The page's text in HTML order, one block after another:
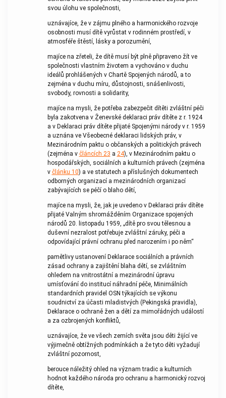
svou úlohu ve společnosti,
uznávajíce, že v zájmu plného a harmonického rozvoje
osobnosti musí dítě vyrůstat v rodinném prostředí, v
atmosféře štěstí, lásky a porozumění,
majíce na zřeteli, že dítě musí být plně připraveno žít ve
společnosti vlastním životem a vychováno v duchu
ideálů prohlášených v Chartě Spojených národů, a to
zejména v duchu míru, důstojnosti, snášenlivosti,
svobody, rovnosti a solidarity,
majíce na mysli, že potřeba zabezpečit dítěti zvláštní péči
byla zakotvena v Ženevské deklaraci práv dítěte z r. 1924
a v Deklaraci práv dítěte přijaté Spojenými národy v r. 1959
a uznána ve Všeobecné deklaraci lidských práv, v
Mezinárodním paktu o občanských a politických právech
(zejména v článcích 23 a 24), v Mezinárodním paktu o
hospodářských, sociálních a kulturních právech (zejména
v článku 10) a ve statutech a příslušných dokumentech
odborných organizací a mezinárodních organizací
zabývajících se péčí o blaho dětí,
majíce na mysli, že, jak je uvedeno v Deklaraci práv dítěte
přijaté Valným shromážděním Organizace spojených
národů 20. listopadu 1959, „dítě pro svou tělesnou a
duševní nezralost potřebuje zvláštní záruky, péči a
odpovídající právní ochranu před narozením i po něm“
pamětlivy ustanovení Deklarace sociálních a právních
zásad ochrany a zajištění blaha dětí, se zvláštním
ohledem na vnitrostátní a mezinárodní úpravu
umísťování do institucí náhradní péče, Minimálních
standardních pravidel OSN týkajících se výkonu
soudnictví za účasti mladistvých (Pekingská pravidla),
Deklarace o ochraně žen a dětí za mimořádných událostí
a za ozbrojených konfliktů,
uznávajíce, že ve všech zemích světa jsou děti žijící ve
výjimečně obtížných podmínkách a že tyto děti vyžadují
zvláštní pozornost,
berouce náležitý ohled na význam tradic a kulturních
hodnot každého národa pro ochranu a harmonický rozvoj
dítěte,